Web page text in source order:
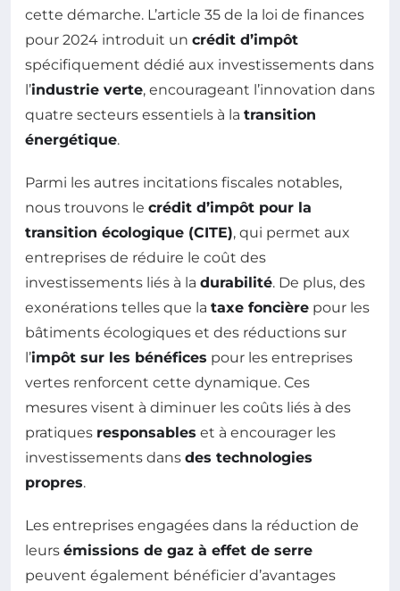
cette démarche. L’article 35 de la loi de finances
pour 2024 introduit un crédit d’impôt
spécifiquement dédié aux investissements dans
l’industrie verte, encourageant l’innovation dans
quatre secteurs essentiels à la transition
énergétique.
Parmi les autres incitations fiscales notables,
nous trouvons le crédit d’impôt pour la
transition écologique (CITE), qui permet aux
entreprises de réduire le coût des
investissements liés à la durabilité. De plus, des
exonérations telles que la taxe foncière pour les
bâtiments écologiques et des réductions sur
l’impôt sur les bénéfices pour les entreprises
vertes renforcent cette dynamique. Ces
mesures visent à diminuer les coûts liés à des
pratiques responsables et à encourager les
investissements dans des technologies
propres.
Les entreprises engagées dans la réduction de
leurs émissions de gaz à effet de serre
peuvent également bénéficier d’avantages